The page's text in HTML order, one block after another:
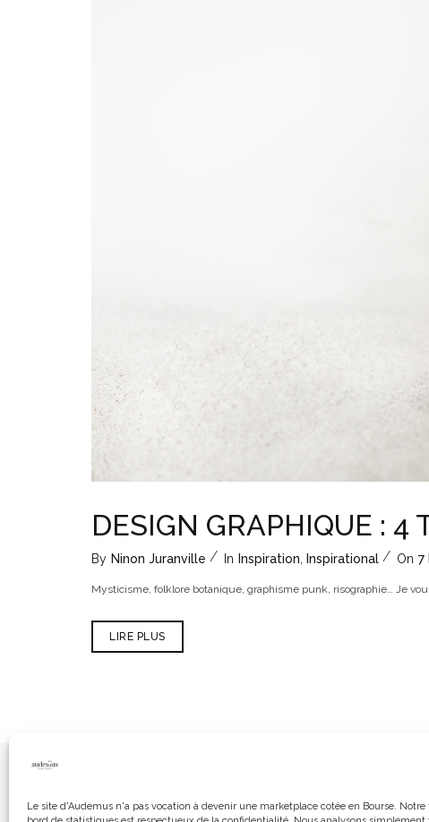
Le site d'Audemus n'a pas vocation à devenir une marketplace cotée en Bourse. Notre
DESIGN GRAPHIQUE : 4
By Ninon Juranville In Inspiration Inspirational On 7
Mysticisme, folklore botanique, graphisme punk, risographie… Je
LIRE PLUS